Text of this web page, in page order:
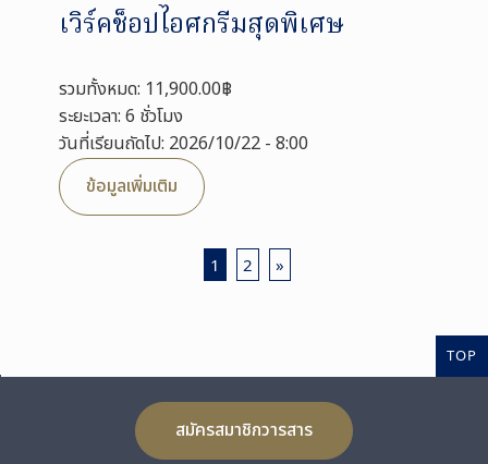
เวิร์คช็อปไอศกรีมสุดพิเศษ
รวมทั้งหมด: 11,900.00฿
ระยะเวลา: 6 ชั่วโมง
วันที่เรียนถัดไป: 2026/10/22 - 8:00
ข้อมูลเพิ่มเติม
1 2 »
TOP
สมัครสมาชิกวารสาร